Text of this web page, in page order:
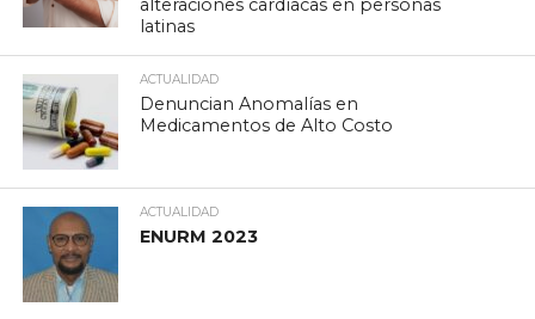
latinas
ACTUALIDAD
Denuncian Anomalías en
Medicamentos de Alto Costo
ACTUALIDAD
ENURM 2023